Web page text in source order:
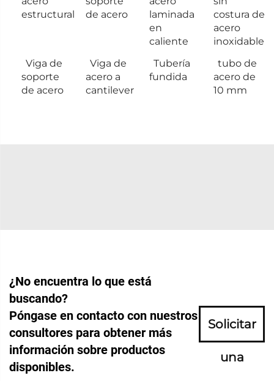
estructural
de acero
laminada
en
caliente
costura de
acero
inoxidable
Viga de
soporte
de acero
Viga de
acero a
cantilever
Tubería
fundida
tubo de
acero de
10 mm
¿No encuentra lo que está
buscando?
Póngase en contacto con nuestros
consultores para obtener más
información sobre productos
disponibles.
Solicitar
una